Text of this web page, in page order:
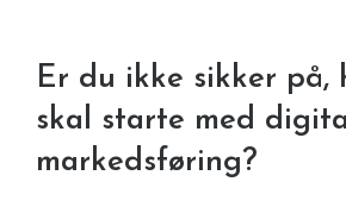
Er du ikke sikker på,
skal starte med
markedsføring?